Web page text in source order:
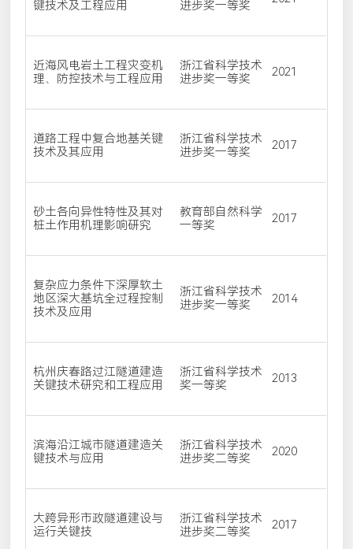
键技术及工程应用
进步奖一等奖
近海风电岩土工程灾变机
理、防控技术与工程应用
浙江省科学技术
进步奖一等奖
2021
道路工程中复合地基关键
技术及其应用
浙江省科学技术
进步奖一等奖
2017
砂土各向异性特性及其对
桩土作用机理影响研究
教育部自然科学
一等奖
2017
复杂应力条件下深厚软土
地区深大基坑全过程控制
技术及应用
浙江省科学技术
进步奖一等奖
2014
杭州庆春路过江隧道建造
关键技术研究和工程应用
浙江省科学技术
奖一等奖
2013
滨海沿江城市隧道建造关
键技术与应用
浙江省科学技术
进步奖二等奖
2020
大跨异形市政隧道建设与
运行关键技
浙江省科学技术
进步奖二等奖
2017